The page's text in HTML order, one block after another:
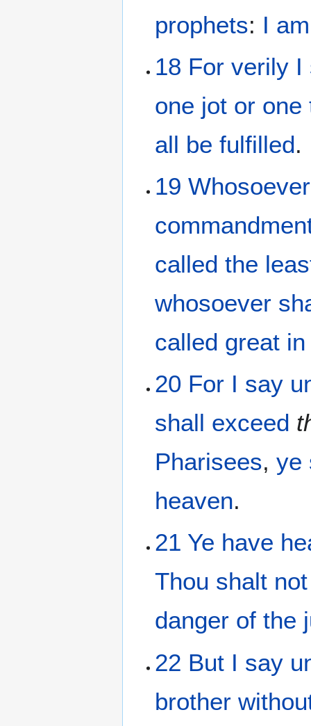
prophets: I
18 For verily I
one jot or one
all be fulfilled.
19 Whosoever
called the
whosoever
called great in
20 For I say
shall exceed
Pharisees,ye
heaven.
21 Ye have
Thou shalt not
danger of the
22 But I say
brother